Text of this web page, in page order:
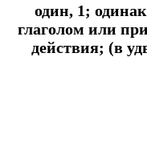
один, 1;
глаголом или
действия; (в